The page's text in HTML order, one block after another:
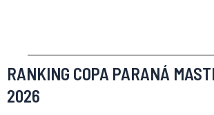
conteúdo
RANKING COPA PARANÁ
2026